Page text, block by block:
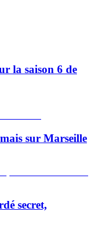
la saison 6 de
sur Marseille
secret,